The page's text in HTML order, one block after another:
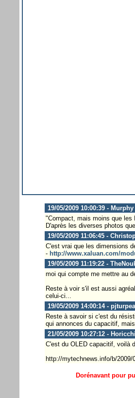
19/05/2009 10:00:39 - Murphy
"Compact, mais moins que les
D'après les diverses photos
19/05/2009 11:06:45 -
C'est vrai que les dimensions
- http://www.xaluan.com/
19/05/2009 11:19:22 -
moi qui compte me mettre au
Reste à voir s'il est aussi
celui-ci...
19/05/2009 14:00:14 -
Reste à savoir si c'est du
qui annonces du capacitif,
21/05/2009 10:27:12 -
C'est du OLED capacitif, voilà
http://mytechnews.info/b/
Dorénavant pour